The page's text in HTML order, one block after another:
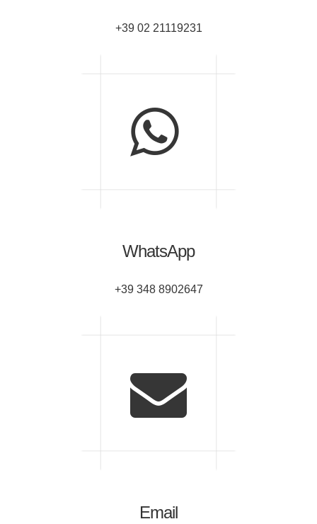
+39 02 21119231
WhatsApp
+39 348 8902647
Email